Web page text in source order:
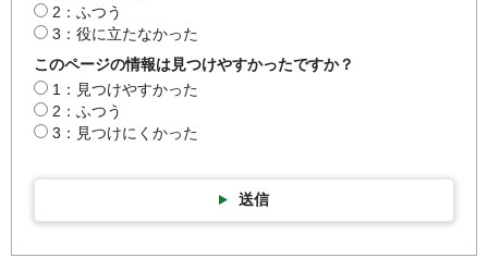
2：ふつう
3：役に立たなかった
このページの情報は見つけやすかったですか？
1：見つけやすかった
2：ふつう
3：見つけにくかった
送信